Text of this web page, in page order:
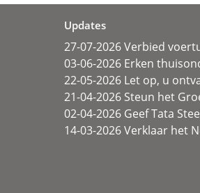
Updates
27-07-2026 Verbied
03-06-2026 Erken
22-05-2026 Let op, u
21-04-2026 Steun het
02-04-2026 Geef Tata
14-03-2026 Verklaar het